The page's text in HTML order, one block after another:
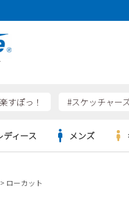
すぽっ！ #スケッチャー
検索
ディース メンズ
荷
ローカット